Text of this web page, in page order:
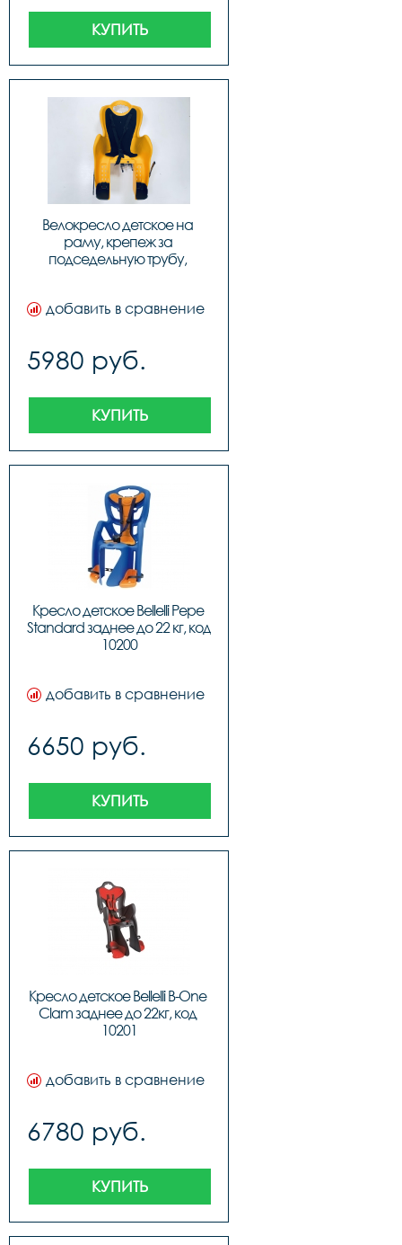
КУПИТЬ
Велокресло детское на
раму, крепеж за
подседельную трубу,
добавить в сравнение
5980 руб.
КУПИТЬ
Кресло детское Bellelli Pepe
Standard заднее до 22 кг, код
10200
добавить в сравнение
6650 руб.
КУПИТЬ
Кресло детское Bellelli B-One
Clam заднее до 22кг, код
10201
добавить в сравнение
6780 руб.
КУПИТЬ